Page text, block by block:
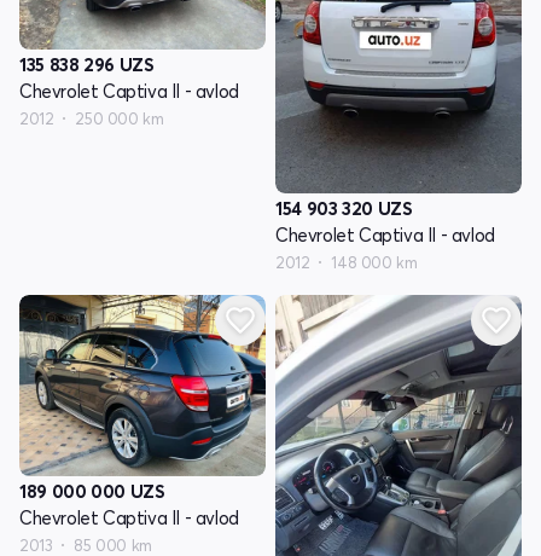
135 838 296 UZS
Chevrolet Captiva II - avlod
2012 250 000 km
154 903 320 UZS
Chevrolet Captiva II - avlod
2012 148 000 km
189 000 000 UZS
Chevrolet Captiva II - avlod
2013 85 000 km